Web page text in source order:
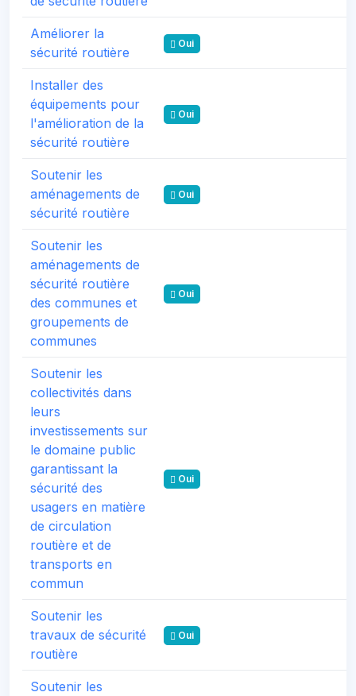
Améliorer la
sécurité routière
Oui
Installer des
équipements pour
l'amélioration de la
sécurité routière
Oui
Soutenir les
aménagements de
sécurité routière
Oui
Soutenir les
aménagements de
sécurité routière
des communes et
groupements de
communes
Oui
Soutenir les
collectivités dans
leurs
investissements sur
le domaine public
garantissant la
sécurité des
usagers en matière
de circulation
routière et de
transports en
commun
Oui
Soutenir les
travaux de sécurité
routière
Oui
Soutenir les